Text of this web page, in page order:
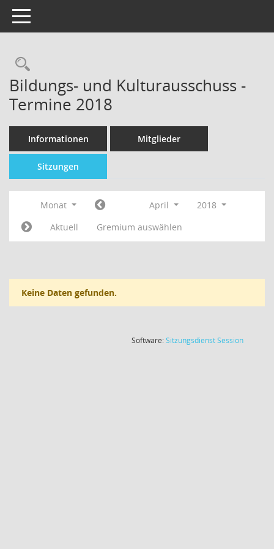
Toggle navigation
Bildungs- und Kulturausschuss -
Termine 2018
Informationen Mitglieder
Sitzungen
Monat April
2018
Aktuell
Gremium auswählen
Keine Daten gefunden.
Software:SitzungsdienstSession(Wird in